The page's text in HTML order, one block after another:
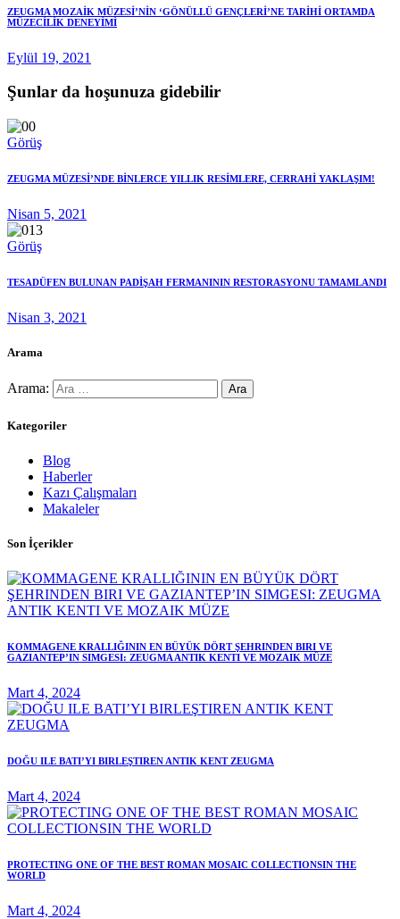
ZEUGMA MOZAİK MÜZESİ’NİN ‘GÖNÜLLÜ GENÇLERİ’NE TARİHİ ORTAMDA
MÜZECİLİK DENEYİMİ
Eylül 19, 2021
Şunlar da hoşunuza gidebilir
Görüş
ZEUGMA MÜZESİ’NDE BİNLERCE YILLIK RESİMLERE, CERRAHİ YAKLAŞIM!
Nisan 5, 2021
Görüş
TESADÜFEN BULUNAN PADİŞAH FERMANININ RESTORASYONU TAMAMLANDI
Nisan 3, 2021
Arama
Arama:
Kategoriler
Blog
Haberler
Kazı Çalışmaları
Makaleler
Son İçerikler
KOMMAGENE KRALLIĞININ EN BÜYÜK DÖRT ŞEHRINDEN BIRI VE
GAZIANTEP’IN SIMGESI: ZEUGMA ANTIK KENTI VE MOZAIK MÜZE
Mart 4, 2024
DOĞU ILE BATI’YI BIRLEŞTIREN ANTIK KENT ZEUGMA
Mart 4, 2024
PROTECTING ONE OF THE BEST ROMAN MOSAIC COLLECTIONSIN THE
WORLD
Mart 4, 2024